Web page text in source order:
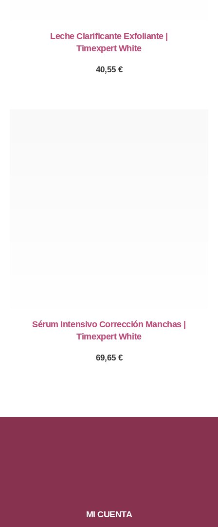
Leche Clarificante Exfoliante |
Timexpert White
40,55 €
Sérum Intensivo Corrección Manchas |
Timexpert White
69,65 €
MI CUENTA